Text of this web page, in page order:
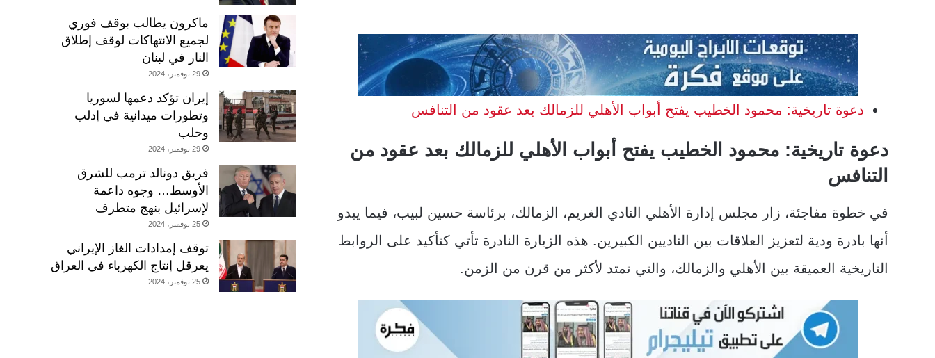
دعوة تاريخية: محمود الخطيب يفتح أبواب الأهلي للزمالك بعد عقود من التنافس
دعوة تاريخية: محمود الخطيب يفتح أبواب الأهلي للزمالك بعد عقود من
التنافس
في خطوة مفاجئة، زار مجلس إدارة الأهلي النادي الغريم، الزمالك، برئاسة حسين لبيب، فيما يبدو
أنها بادرة ودية لتعزيز العلاقات بين الناديين الكبيرين. هذه الزيارة النادرة تأتي كتأكيد على الروابط
التاريخية العميقة بين الأهلي والزمالك، والتي تمتد لأكثر من قرن من الزمن.
ماكرون يطالب بوقف فوري
لجميع الانتهاكات لوقف إطلاق
النار في لبنان
29 نوفمبر، 2024
إيران تؤكد دعمها لسوريا
وتطورات ميدانية في إدلب
وحلب
29 نوفمبر، 2024
فريق دونالد ترمب للشرق
الأوسط… وجوه داعمة
لإسرائيل بنهج متطرف
25 نوفمبر، 2024
توقف إمدادات الغاز الإيراني
يعرقل إنتاج الكهرباء في العراق
25 نوفمبر، 2024